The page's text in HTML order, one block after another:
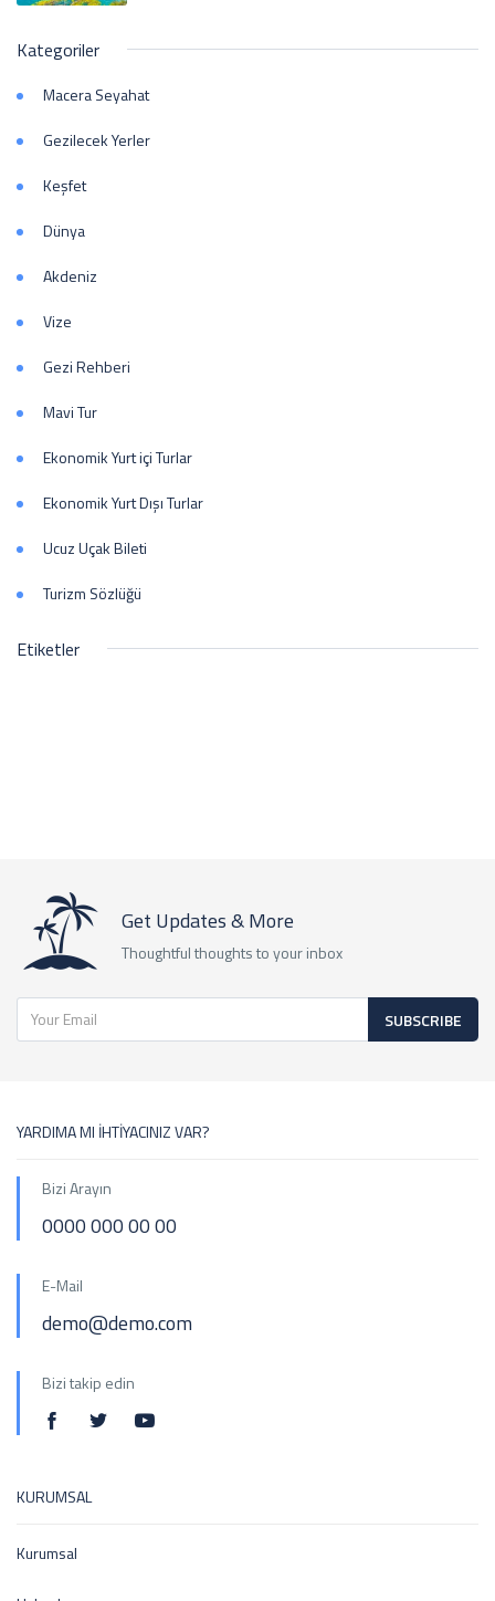
Kategoriler
Macera Seyahat
Gezilecek Yerler
Keşfet
Dünya
Akdeniz
Vize
Gezi Rehberi
Mavi Tur
Ekonomik Yurt içi Turlar
Ekonomik Yurt Dışı Turlar
Ucuz Uçak Bileti
Turizm Sözlüğü
Etiketler
Get Updates & More
Thoughtful thoughts to your inbox
SUBSCRIBE
YARDIMA MI İHTİYACINIZ VAR?
Bizi Arayın
0000 000 00 00
E-Mail
demo@demo.com
Bizi takip edin
KURUMSAL
Kurumsal